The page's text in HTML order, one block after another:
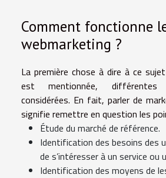
Comment fonctionne
webmarketing ?
La première chose à dire à ce
est mentionnée, différentes
considérées. En fait, parler de
signifie remettre en question les
Étude du marché de référence.
Identification des besoins des
de s’intéresser à un service ou
Identification des moyens de